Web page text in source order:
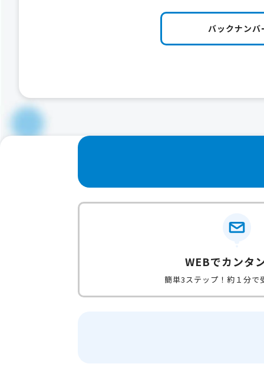
バックナンバ
WEBでカンタ
簡単3ステップ！約１分で